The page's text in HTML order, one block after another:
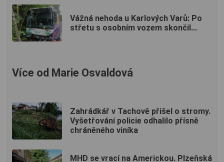
Vážná nehoda u Karlových Varů: Po
střetu s osobním vozem skončil...
Více od Marie Osvaldová
Zahrádkář v Tachově přišel o stromy.
Vyšetřování policie odhalilo přísně
chráněného viníka
MHD se vrací na Americkou. Plzeňská